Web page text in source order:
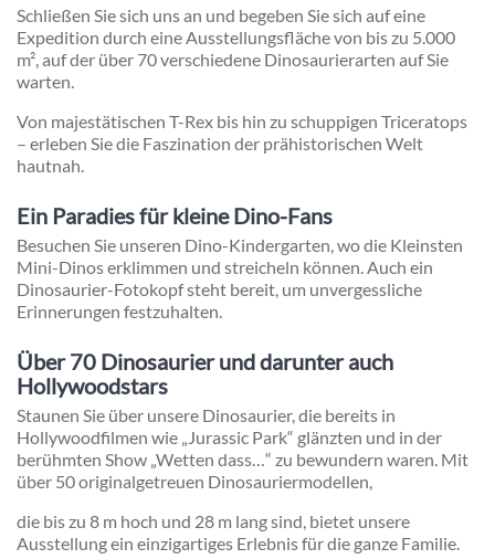
Schließen Sie sich uns an und begeben Sie sich auf eine
Expedition durch eine Ausstellungsfläche von bis zu 5.000
m², auf der über 70 verschiedene Dinosaurierarten auf Sie
warten.
Von majestätischen T-Rex bis hin zu schuppigen Triceratops
– erleben Sie die Faszination der prähistorischen Welt
hautnah.
Ein Paradies für kleine Dino-Fans
Besuchen Sie unseren Dino-Kindergarten, wo die Kleinsten
Mini-Dinos erklimmen und streicheln können. Auch ein
Dinosaurier-Fotokopf steht bereit, um unvergessliche
Erinnerungen festzuhalten.
Über 70 Dinosaurier und darunter auch
Hollywoodstars
Staunen Sie über unsere Dinosaurier, die bereits in
Hollywoodfilmen wie „Jurassic Park“ glänzten und in der
berühmten Show „Wetten dass…“ zu bewundern waren. Mit
über 50 originalgetreuen Dinosauriermodellen,
die bis zu 8 m hoch und 28 m lang sind, bietet unsere
Ausstellung ein einzigartiges Erlebnis für die ganze Familie.